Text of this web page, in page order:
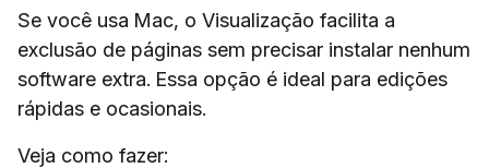
Se você usa Mac, o Visualização facilita a
exclusão de páginas sem precisar instalar nenhum
software extra. Essa opção é ideal para edições
rápidas e ocasionais.
Veja como fazer: